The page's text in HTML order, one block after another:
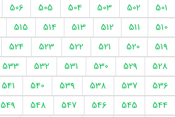
501
502
503
504
505
506
510
511
512
513
514
515
519
520
521
522
523
524
528
529
530
531
532
533
536
537
538
539
540
541
544
545
546
547
548
549